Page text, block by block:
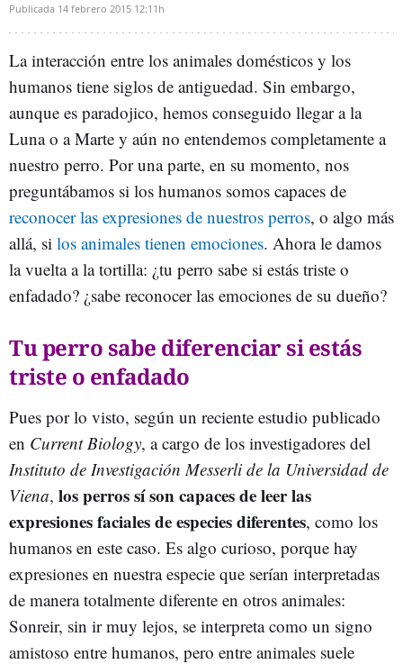
Publicada 14 febrero 2015 12:11h
La interacción entre los animales domésticos y los
humanos tiene siglos de antiguedad. Sin embargo,
aunque es paradojico, hemos conseguido llegar a la
Luna o a Marte y aún no entendemos completamente a
nuestro perro. Por una parte, en su momento, nos
preguntábamos si los humanos somos capaces de
reconocer las expresiones de nuestros perros, o algo más
allá, si los animales tienen emociones. Ahora le damos
la vuelta a la tortilla: ¿tu perro sabe si estás triste o
enfadado? ¿sabe reconocer las emociones de su dueño?
Tu perro sabe diferenciar si estás
triste o enfadado
Pues por lo visto, según un reciente estudio publicado
en Current Biology, a cargo de los investigadores del
Instituto de Investigación Messerli de la Universidad de
Viena, los perros sí son capaces de leer las
expresiones faciales de especies diferentes, como los
humanos en este caso. Es algo curioso, porque hay
expresiones en nuestra especie que serían interpretadas
de manera totalmente diferente en otros animales:
Sonreir, sin ir muy lejos, se interpreta como un signo
amistoso entre humanos, pero entre animales suele